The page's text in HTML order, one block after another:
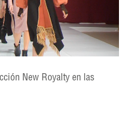
New Royalty en las